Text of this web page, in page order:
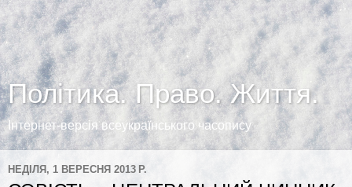
Політика. Право. Життя.
Інтернет-версія всеукраїнського часопису
НЕДІЛЯ, 1 ВЕРЕСНЯ 2013 Р.